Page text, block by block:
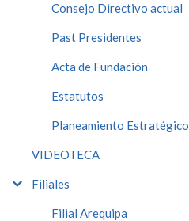
Consejo Directivo actual
Past Presidentes
Acta de Fundación
Estatutos
Planeamiento Estratégico
VIDEOTECA
Filiales
Filial Arequipa